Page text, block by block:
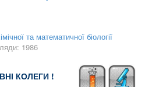
та математичної біології
1986
КОЛЕГИ !